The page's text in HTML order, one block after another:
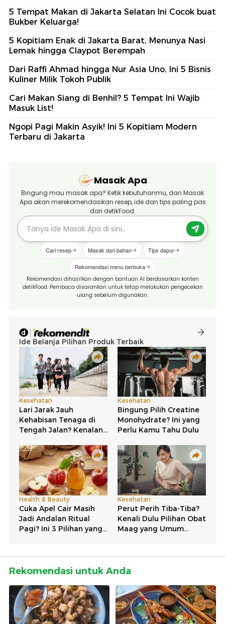
5 Tempat Makan di Jakarta Selatan Ini Cocok buat
Bukber Keluarga!
5 Kopitiam Enak di Jakarta Barat, Menunya Nasi
Lemak hingga Claypot Berempah
Dari Raffi Ahmad hingga Nur Asia Uno, Ini 5 Bisnis
Kuliner Milik Tokoh Publik
Cari Makan Siang di Benhil? 5 Tempat Ini Wajib
Masuk List!
Ngopi Pagi Makin Asyik! Ini 5 Kopitiam Modern
Terbaru di Jakarta
Masak Apa
Bingung mau masak apa? Ketik kebutuhanmu, dan Masak
Apa akan merekomendasikan resep, ide dan tips paling pas
dari detikFood.
Cari resep Masak dari bahan Tips dapur
Rekomendasi menu berbuka
Rekomendasi dihasilkan dengan bantuan AI berdasarkan konten
detikFood. Pembaca disarankan untuk tetap melakukan pengecekan
ulang sebelum digunakan.
Rekomendasi untuk Anda